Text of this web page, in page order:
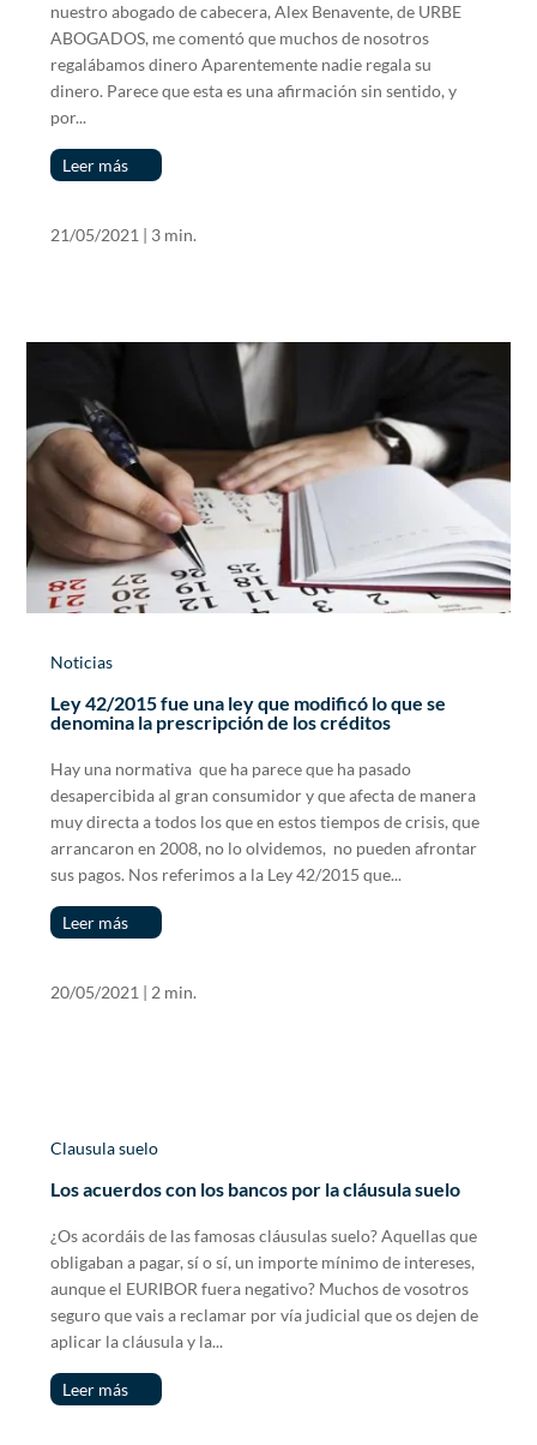
nuestro abogado de cabecera, Alex Benavente, de URBE
ABOGADOS, me comentó que muchos de nosotros
regalábamos dinero Aparentemente nadie regala su
dinero. Parece que esta es una afirmación sin sentido, y
por...
Leer más
21/05/2021 | 3 min.
Noticias
Ley 42/2015 fue una ley que modificó lo que se
denomina la prescripción de los créditos
Hay una normativa que ha parece que ha pasado
desapercibida al gran consumidor y que afecta de manera
muy directa a todos los que en estos tiempos de crisis, que
arrancaron en 2008, no lo olvidemos, no pueden afrontar
sus pagos. Nos referimos a la Ley 42/2015 que...
Leer más
20/05/2021 | 2 min.
Clausula suelo
Los acuerdos con los bancos por la cláusula suelo
¿Os acordáis de las famosas cláusulas suelo? Aquellas que
obligaban a pagar, sí o sí, un importe mínimo de intereses,
aunque el EURIBOR fuera negativo? Muchos de vosotros
seguro que vais a reclamar por vía judicial que os dejen de
aplicar la cláusula y la...
Leer más